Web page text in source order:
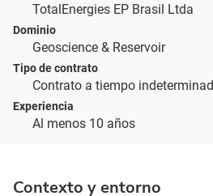
TotalEnergies EP Brasil Ltda
Dominio
Geoscience & Reservoir
Tipo de contrato
Contrato a tiempo
Experiencia
Al menos 10 años
Contexto y entorno